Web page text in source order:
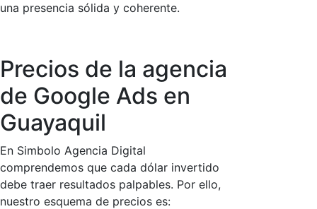
una presencia sólida y coherente.
Precios de la agencia
de Google Ads en
Guayaquil
En Simbolo Agencia Digital
comprendemos que cada dólar invertido
debe traer resultados palpables. Por ello,
nuestro esquema de precios es: